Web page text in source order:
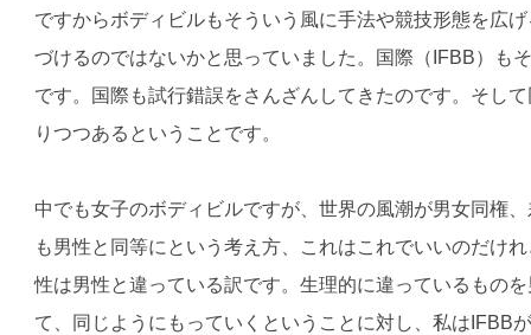
ですからボディビルもそういう風に手法や競技形態を広
づけるのではないかと思っていました。国際（IFBB）も
です。国際も試行錯誤をさんざんしてきたのです。そし
りつつあるということです。
中でも女子のボディビルですが、世界の風潮が男女同権
も男性と同等にという考え方、これはこれでいいのだけ
性は男性と違っている訳です。生理的に違っているもの
て、同じようにもっていくということに対し、私はIFBB